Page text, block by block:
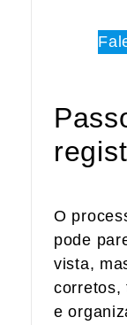
O
pode
vista,
corretos,
e